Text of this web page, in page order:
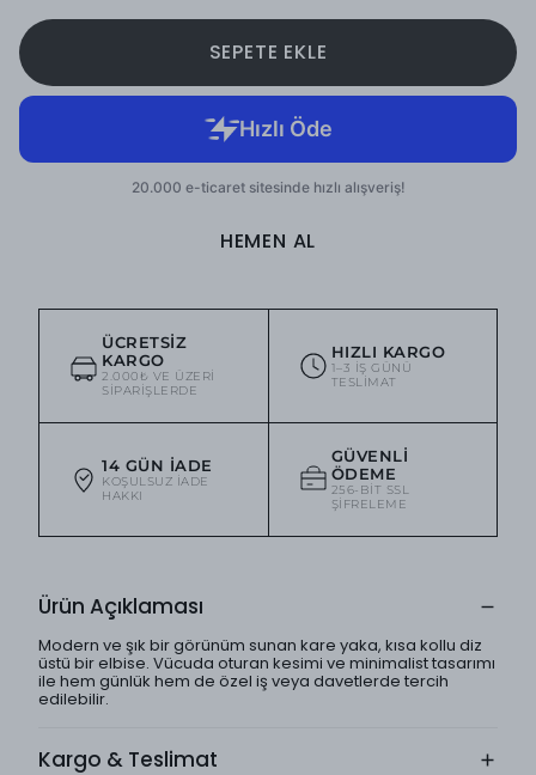
SEPETE EKLE
HEMEN AL
ÜCRETSIZ
KARGO
2.000₺ VE ÜZERI
SIPARIŞLERDE
HIZLI KARGO
1–3 IŞ GÜNÜ
TESLIMAT
14 GÜN İADE
KOŞULSUZ IADE
HAKKI
GÜVENLI
ÖDEME
256-BIT SSL
ŞIFRELEME
Ürün Açıklaması
Modern ve şık bir görünüm sunan kare yaka, kısa kollu diz
üstü bir elbise. Vücuda oturan kesimi ve minimalist tasarımı
ile hem günlük hem de özel iş veya davetlerde tercih
edilebilir.
Kargo & Teslimat